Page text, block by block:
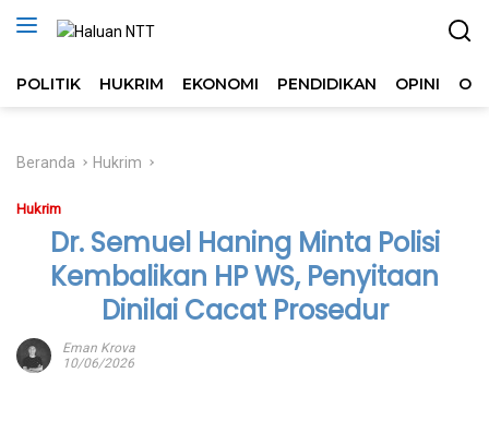
POLITIK HUKRIM EKONOMI PENDIDIKAN OPINI
Beranda Hukrim
Hukrim
Dr. Semuel Haning Minta Polisi
Kembalikan HP WS, Penyitaan
Dinilai Cacat Prosedur
Eman Krova
10/06/2026